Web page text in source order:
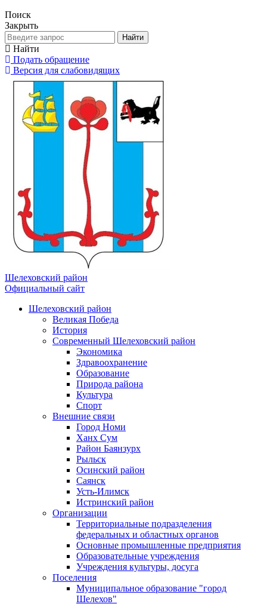
Поиск
Закрыть
Найти
Найти
Подать обращение
Версия для слабовидящих
Шелеховский район
Официальный сайт
Шелеховский район
Великая Победа
История
Современный Шелеховский район
Экономика
Здравоохранение
Образование
Природа района
Культура
Спорт
Внешние связи
Город Номи
Ханх Сум
Район Баянзурх
Рыльск
Осинский район
Саянск
Усть-Илимск
Истринский район
Организации
Территориальные подразделения
федеральных и областных органов
Основные промышленные предприятия
Образовательные учреждения
Учреждения культуры, досуга
Поселения
Муниципальное образование "город
Шелехов"